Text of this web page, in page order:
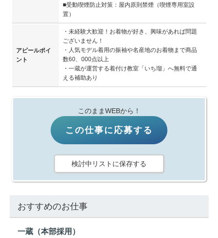
■受動喫煙防止対策：屋内原則禁煙（喫煙専用室設
置）
アピールポイ
ント
・未経験大歓迎！お着物が好き、興味があれば問題
ございません！
・人気モデル着用の振袖や名産地のお着物まで商品
数60、000点以上
・一蔵が運営する着付け教室「いち瑠」へ無料で通
える補助あり
このままWEBから！
この仕事に応募する
検討中リストに保存する
おすすめのお仕事
一蔵（本部採用）